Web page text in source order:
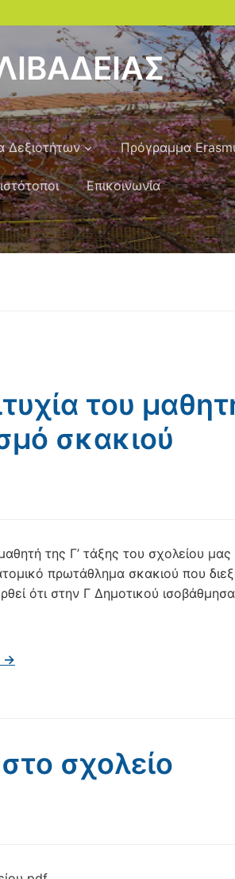
Δεξιοτήτων Πρόγραμμα
Επικοινωνία
του
σκακιού
της Γ’ τάξης του σχολείου
πρωτάθλημα σκακιού που
ότι στην Γ Δημοτικού
→
σχολείο